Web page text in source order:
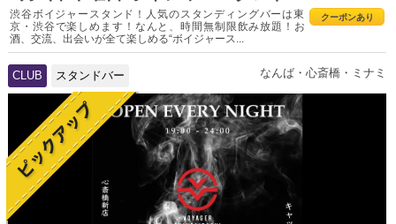
クーポンあり
渋谷ボイジャースタンド！人気のスタンディングバーは東
京・渋谷で楽しめます！なんと、時間無制限飲み放題！お
酒、交流、出会いが全て楽しめる“ボイジャース...
CLUB スタンドバー なんば・心斎橋・ミナミ